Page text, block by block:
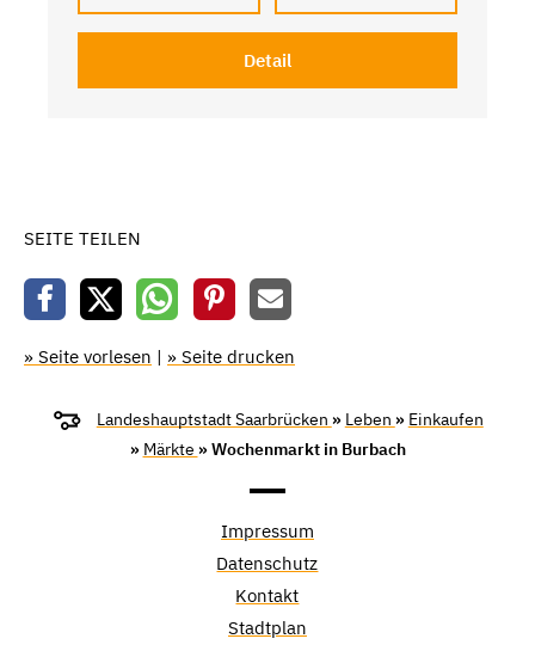
Detail
SEITE TEILEN
» Seite vorlesen | » Seite drucken
Landeshauptstadt Saarbrücken » Leben » Einkaufen
» Märkte » Wochenmarkt in Burbach
Impressum
Datenschutz
Kontakt
Stadtplan